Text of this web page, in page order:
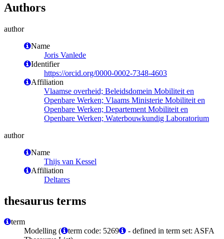
Authors
author
Name
Joris Vanlede
Identifier
https://orcid.org/0000-0002-7348-4603
Affiliation
Vlaamse overheid; Beleidsdomein Mobiliteit en
Openbare Werken; Vlaams Ministerie Mobiliteit en
Openbare Werken; Departement Mobiliteit en
Openbare Werken; Waterbouwkundig Laboratorium
author
Name
Thijs van Kessel
Affiliation
Deltares
thesaurus terms
term
Modelling (
term code: 5269
- defined in term set: ASFA